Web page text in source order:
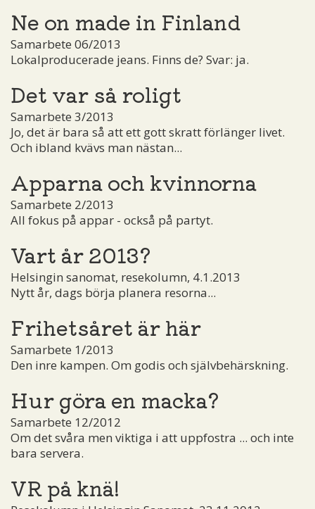
Ne on made in Finland
Samarbete 06/2013
Lokalproducerade jeans. Finns de? Svar: ja.
Det var så roligt
Samarbete 3/2013
Jo, det är bara så att ett gott skratt förlänger livet.
Och ibland kvävs man nästan...
Apparna och kvinnorna
Samarbete 2/2013
All fokus på appar - också på partyt.
Vart år 2013?
Helsingin sanomat, resekolumn, 4.1.2013
Nytt år, dags börja planera resorna...
Frihetsåret är här
Samarbete 1/2013
Den inre kampen. Om godis och självbehärskning.
Hur göra en macka?
Samarbete 12/2012
Om det svåra men viktiga i att uppfostra ... och inte
bara servera.
VR på knä!